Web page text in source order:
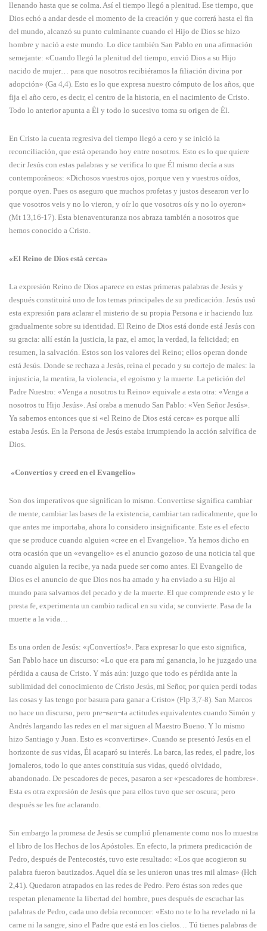
llenando hasta que se colma. Así el tiempo llegó a plenitud. Ese tiempo, que
Dios echó a andar desde el momento de la creación y que correrá hasta el fin
del mundo, alcanzó su punto culminante cuando el Hijo de Dios se hizo
hombre y nació a este mundo. Lo dice también San Pablo en una afirmación
semejante: «Cuando llegó la plenitud del tiempo, envió Dios a su Hijo
nacido de mujer… para que nosotros recibiéramos la filiación divina por
adopción» (Ga 4,4). Esto es lo que expresa nuestro cómputo de los años, que
fija el año cero, es decir, el centro de la historia, en el nacimiento de Cristo.
Todo lo anterior apunta a Él y todo lo sucesivo toma su origen de Él.
En Cristo la cuenta regresiva del tiempo llegó a cero y se inició la
reconciliación, que está operando hoy entre nosotros. Esto es lo que quiere
decir Jesús con estas palabras y se verifica lo que Él mismo decía a sus
contemporáneos: «Dichosos vuestros ojos, porque ven y vuestros oídos,
porque oyen. Pues os aseguro que muchos profetas y justos desearon ver lo
que vosotros veis y no lo vieron, y oír lo que vosotros oís y no lo oyeron»
(Mt 13,16-17). Esta bienaventuranza nos abraza también a nosotros que
hemos conocido a Cristo.
«El Reino de Dios está cerca»
La expresión Reino de Dios aparece en estas primeras palabras de Jesús y
después constituirá uno de los temas principales de su predicación. Jesús usó
esta expresión para aclarar el misterio de su propia Persona e ir haciendo luz
gradualmente sobre su identidad. El Reino de Dios está donde está Jesús con
su gracia: allí están la justicia, la paz, el amor, la verdad, la felicidad; en
resumen, la salvación. Estos son los valores del Reino; ellos operan donde
está Jesús. Donde se rechaza a Jesús, reina el pecado y su cortejo de males: la
injusticia, la mentira, la violencia, el egoísmo y la muerte. La petición del
Padre Nuestro: «Venga a nosotros tu Reino» equivale a esta otra: «Venga a
nosotros tu Hijo Jesús». Así oraba a menudo San Pablo: «Ven Señor Jesús».
Ya sabemos entonces que si «el Reino de Dios está cerca» es porque allí
estaba Jesús. En la Persona de Jesús estaba irrumpiendo la acción salvífica de
Dios.
«Convertíos y creed en el Evangelio»
Son dos imperativos que significan lo mismo. Convertirse significa cambiar
de mente, cambiar las bases de la existencia, cambiar tan radicalmente, que lo
que antes me importaba, ahora lo considero insignificante. Este es el efecto
que se produce cuando alguien «cree en el Evangelio». Ya hemos dicho en
otra ocasión que un «evangelio» es el anuncio gozoso de una noticia tal que
cuando alguien la recibe, ya nada puede ser como antes. El Evangelio de
Dios es el anuncio de que Dios nos ha amado y ha enviado a su Hijo al
mundo para salvarnos del pecado y de la muerte. El que comprende esto y le
presta fe, experimenta un cambio radical en su vida; se convierte. Pasa de la
muerte a la vida…
Es una orden de Jesús: «¡Convertíos!». Para expresar lo que esto significa,
San Pablo hace un discurso: «Lo que era para mí ganancia, lo he juzgado una
pérdida a causa de Cristo. Y más aún: juzgo que todo es pérdida ante la
sublimidad del conocimiento de Cristo Jesús, mi Señor, por quien perdí todas
las cosas y las tengo por basura para ganar a Cristo» (Flp 3,7-8). San Marcos
no hace un discurso, pero pre¬sen¬ta actitudes equivalentes cuando Simón y
Andrés largando las redes en el mar siguen al Maestro Bueno. Y lo mismo
hizo Santiago y Juan. Esto es «convertirse». Cuando se presentó Jesús en el
horizonte de sus vidas, Él acaparó su interés. La barca, las redes, el padre, los
jornaleros, todo lo que antes constituía sus vidas, quedó olvidado,
abandonado. De pescadores de peces, pasaron a ser «pescadores de hombres».
Esta es otra expresión de Jesús que para ellos tuvo que ser oscura; pero
después se les fue aclarando.
Sin embargo la promesa de Jesús se cumplió plenamente como nos lo muestra
el libro de los Hechos de los Apóstoles. En efecto, la primera predicación de
Pedro, después de Pentecostés, tuvo este resultado: «Los que acogieron su
palabra fueron bautizados. Aquel día se les unieron unas tres mil almas» (Hch
2,41). Quedaron atrapados en las redes de Pedro. Pero éstas son redes que
respetan plenamente la libertad del hombre, pues después de escuchar las
palabras de Pedro, cada uno debía reconocer: «Esto no te lo ha revelado ni la
carne ni la sangre, sino el Padre que está en los cielos… Tú tienes palabras de